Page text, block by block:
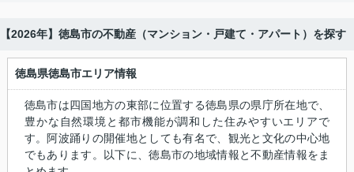
【2026年】徳島市の不動産（マンション・戸建て・アパート）を探す
徳島県徳島市エリア情報
徳島市は四国地方の東部に位置する徳島県の県庁所在地で、
豊かな自然環境と都市機能が調和した住みやすいエリアで
す。阿波踊りの開催地としても有名で、観光と文化の中心地
でもあります。以下に、徳島市の地域情報と不動産情報をま